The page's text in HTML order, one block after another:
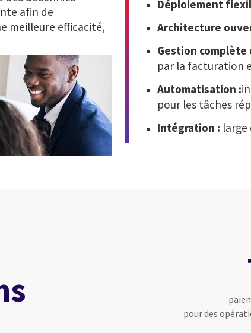
afin de
meilleure efficacité,
Déploiement
Architecture
Gestion complète
par la facturation
Automatisation :
pour les tâches
Intégration : large
pour des